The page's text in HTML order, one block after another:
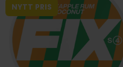
NYTT PRIS